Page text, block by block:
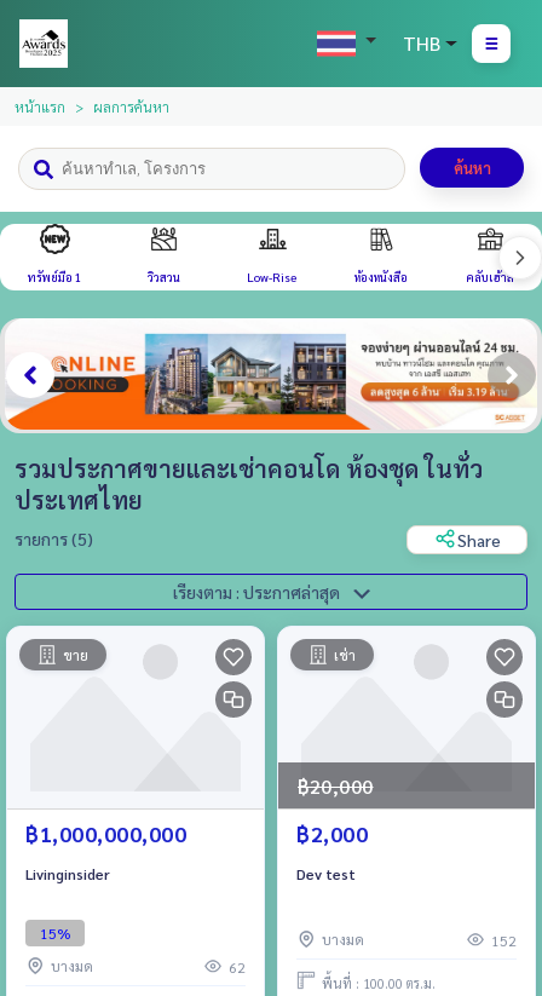
THB
หน้าแรก ผลการค้นหา
ค้นหา
ทรัพย์มือ 1 วิวสวน Low-Rise ห้องหนังสือ คลับเฮ้าส์
รวมประกาศขายและเช่าคอนโด ห้องชุด ในทั่ว
ประเทศไทย
รายการ (5) Share
เรียงตาม : ประกาศล่าสุด
ขาย
฿1,000,000,000
Livinginsider
15%
บางมด
62
เช่า
฿20,000
฿2,000
Dev test
บางมด 152
พื้นที่ : 100.00 ตร.ม.